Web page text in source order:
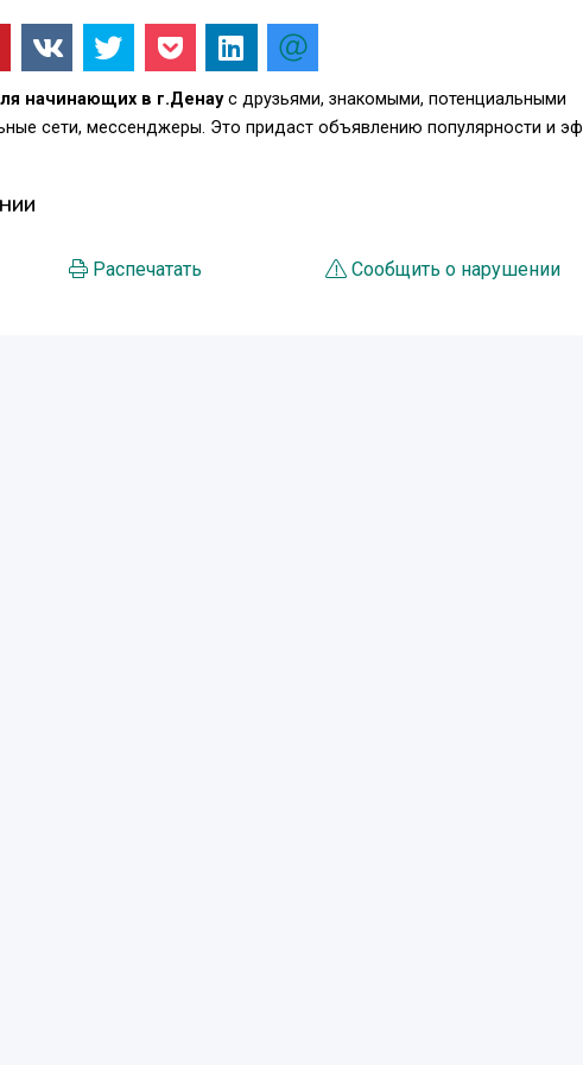
начинающих в г.Денаус друзьями, знакомыми, потенциальными
сети, мессенджеры. Это придаст объявлению популярности и
Распечатать Сообщить о нарушении